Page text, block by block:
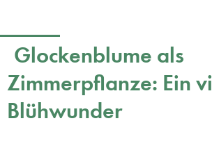
Glockenblume als
Zimmerpflanze: Ein
Blühwunder